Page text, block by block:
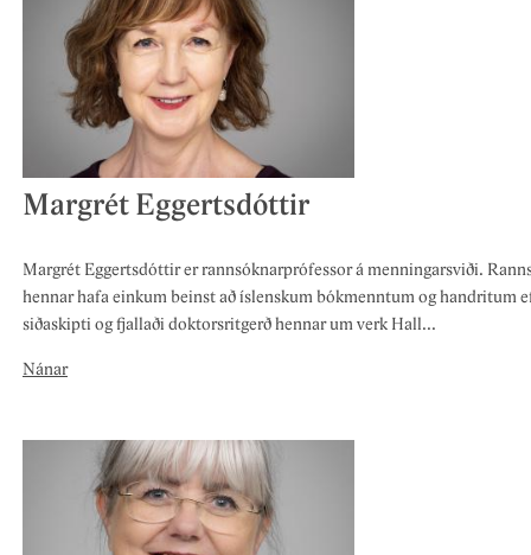
Margrét Eggertsdóttir
Margrét Eggertsdóttir er rannsóknarprófessor á menningarsviði.
hennar hafa einkum beinst að íslenskum bókmenntum og handritum
siðaskipti og fjallaði doktorsritgerð hennar um verk Hall...
Nánar